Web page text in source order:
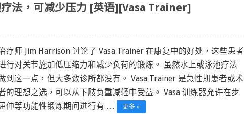
法，可减少压力 [英语][Vasa Trainer]
疗师 Jim Harrison 讨论了 Vasa Trainer 在康复中的好处，这些患者
行对关节施加低压缩力和减少负荷的锻炼。 虽然水上或泳池疗法
到这一点，但大多数诊所都没有。 Vasa Trainer 是急性期患者或术
的理想之选，可以从下肢负重减轻中受益。 Vasa 训练器允许在步
伸等功能性锻炼期间进行有 …
更多 »